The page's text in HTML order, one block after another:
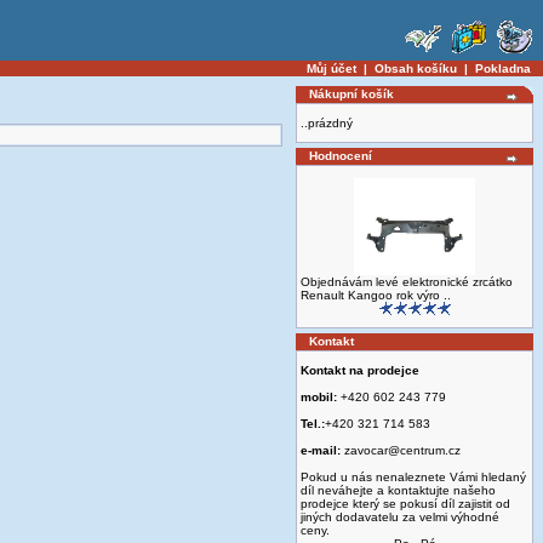
Můj účet| Obsah košíku | Pokladna
Nákupní košík
..prázdný
Hodnocení
Objednávám levé elektronické zrcátko
Renault Kangoo rok výro ..
Kontakt
Kontakt na prodejce
mobil: +420 602 243 779
Tel.:+420 321 714 583
e-mail: zavocar@centrum.cz
Pokud u nás nenaleznete Vámi hledaný
díl neváhejte a kontaktujte našeho
prodejce který se pokusí díl zajistit od
jiných dodavatelu za velmi výhodné
ceny.